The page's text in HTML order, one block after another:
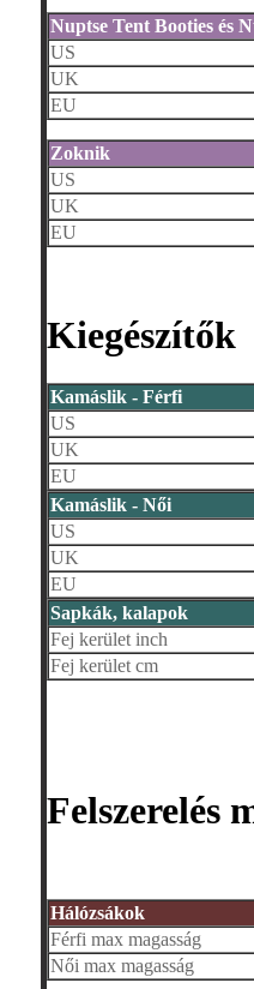
Nuptse Tent Booties és
US
UK
EU
Zoknik
US
UK
EU
Kiegészítők
Kamáslik - Férfi
US
UK
EU
Kamáslik - Női
US
UK
EU
Sapkák, kalapok
Fej kerület inch
Fej kerület cm
Felszerelés
Hálózsákok
Férfi max magasság
Női max magasság